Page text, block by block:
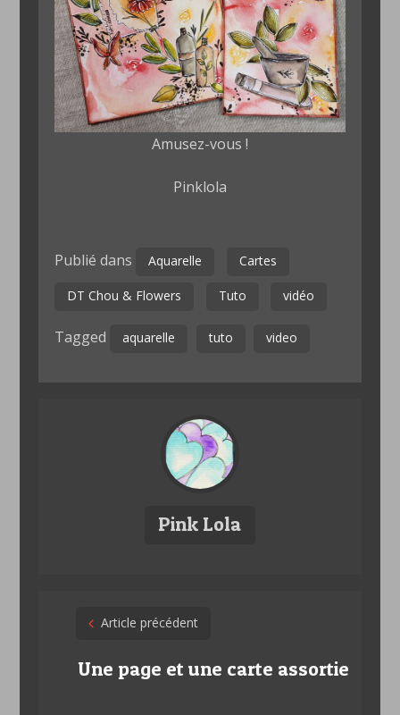
Amusez-vous !
Pinklola
Publié dans Aquarelle Cartes
DT Chou & Flowers Tuto vidéo
Tagged aquarelle tuto video
Pink Lola
Post
navigation
Article précédent
Une page et une carte assortie